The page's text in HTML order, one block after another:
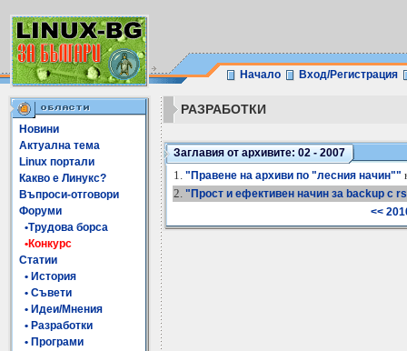
Начало Вход/Регистрация
Новини
Актуална тема
Linux портали
Какво е Линукс?
Въпроси-отговори
Форуми
•Трудова борса
•Конкурс
Статии
• История
• Съвети
• Идеи/Мнения
• Разработки
• Програми
РАЗРАБОТКИ
Заглавия от архивите: 02 - 2007
1. "Правене на архиви по "лесния начин""
2. "Прост и ефективен начин за backup с
<<